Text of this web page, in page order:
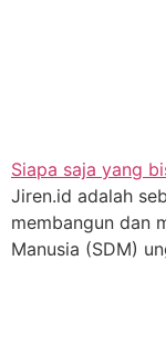
Siapa saja yang
Jiren.id adalah
membangun dan
Manusia (SDM)